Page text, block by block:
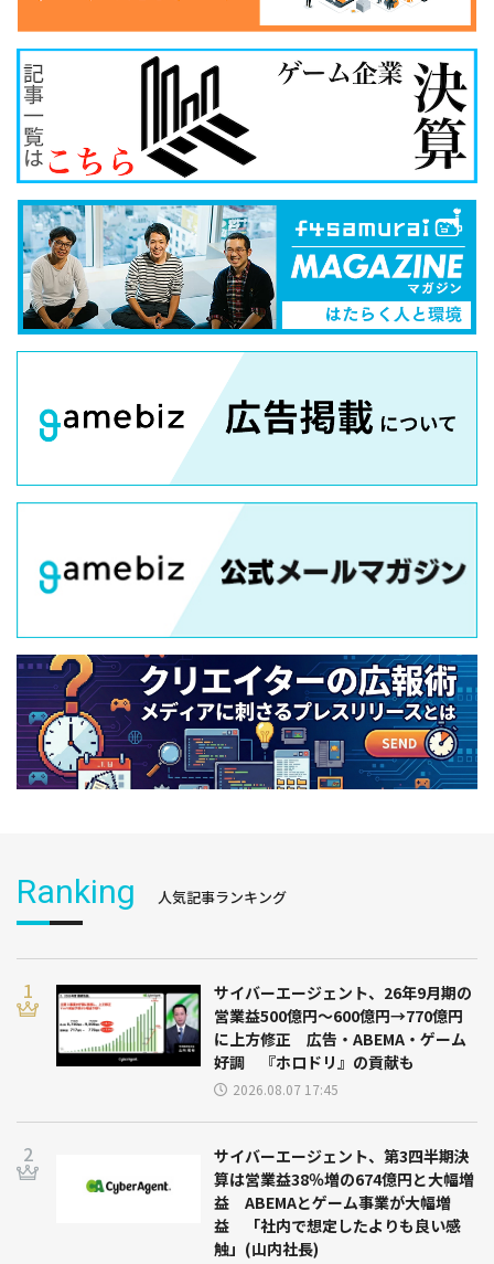
Ranking 人気記事ランキング
サイバーエージェント、26年9月期の
営業益500億円～600億円→770億円
に上方修正 広告・ABEMA・ゲーム
好調 『ホロドリ』の貢献も
2026.08.07 17:45
サイバーエージェント、第3四半期決
算は営業益38％増の674億円と大幅増
益 ABEMAとゲーム事業が大幅増
益 「社内で想定したよりも良い感
触」(山内社長)